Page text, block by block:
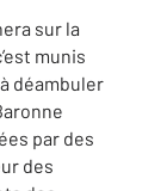
sur la
munis
déambuler
par des
des